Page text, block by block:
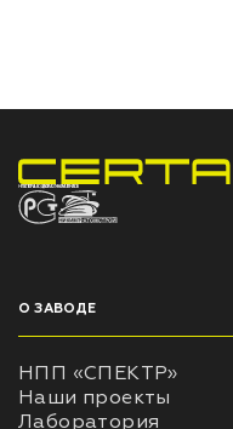
НПП «СПЕКТР» ЗАВОД ЛАКОКРАСОЧНЫХ МАТЕРИАЛОВ
О ЗАВОДЕ
НПП «СПЕКТР»
Наши проекты
Лаборатория